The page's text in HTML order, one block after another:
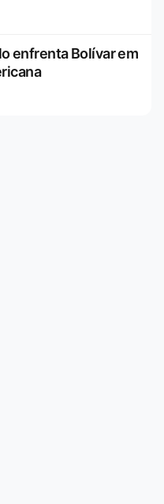
enfrenta Bolívar em